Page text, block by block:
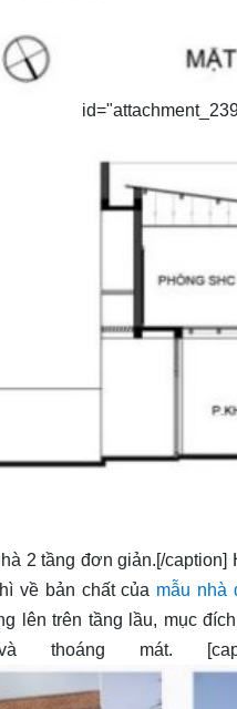
2 tầng đơn giản.[/
về bản chất của mẫu nhà
lên trên tầng lầu, mục
mát. [caption